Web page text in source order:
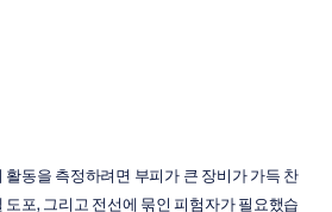
동을 측정하려면 부피가 큰 장비가 가득 찬
포, 그리고 전선에 묶인 피험자가 필요했습